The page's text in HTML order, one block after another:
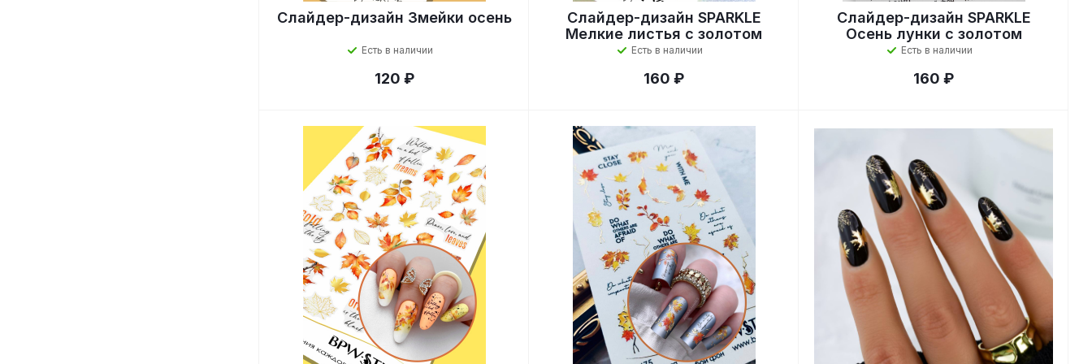
Слайдер-дизайн Змейки осень
Есть в наличии
120 ₽
Слайдер-дизайн SPARKLE
Мелкие листья с золотом
Есть в наличии
160 ₽
Слайдер-дизайн SPARKLE
Осень лунки с золотом
Есть в наличии
160 ₽